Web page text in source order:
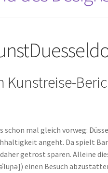
Kunstreise-
schon mal gleich vorweg:
angeht. Da spielt
getrost sparen. Alleine
einen Besuch